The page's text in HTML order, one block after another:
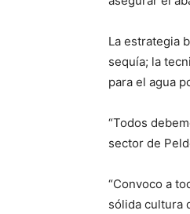
La estrategia
sequía; la
para el agua
“Todos
sector de
“Convoco a
sólida cultura